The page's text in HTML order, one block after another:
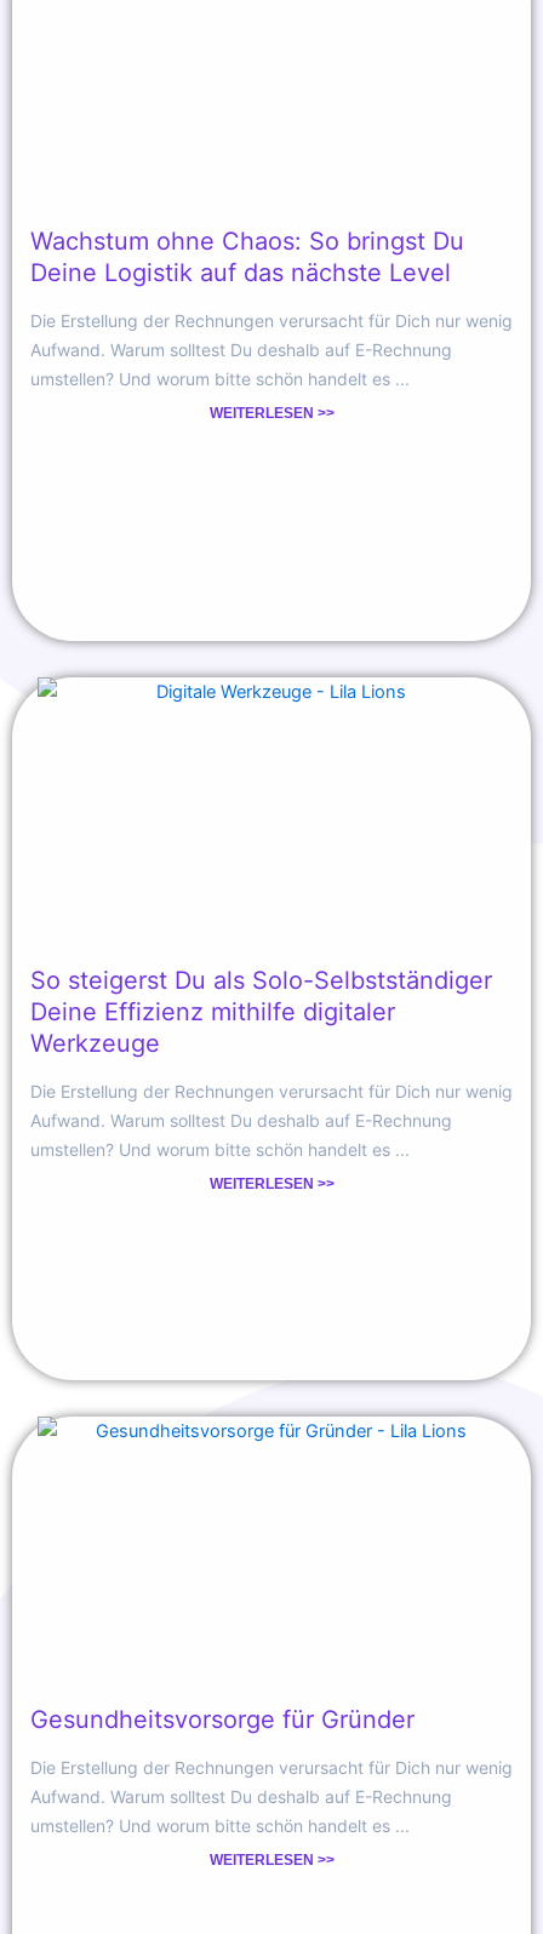
Wachstum ohne Chaos: So bringst Du
Deine Logistik auf das nächste Level
Die Erstellung der Rechnungen verursacht für Dich nur wenig
Aufwand. Warum solltest Du deshalb auf E-Rechnung
umstellen? Und worum bitte schön handelt es ...
WEITERLESEN >>
So steigerst Du als Solo-Selbstständiger
Deine Effizienz mithilfe digitaler
Werkzeuge
Die Erstellung der Rechnungen verursacht für Dich nur wenig
Aufwand. Warum solltest Du deshalb auf E-Rechnung
umstellen? Und worum bitte schön handelt es ...
WEITERLESEN >>
Gesundheitsvorsorge für Gründer
Die Erstellung der Rechnungen verursacht für Dich nur wenig
Aufwand. Warum solltest Du deshalb auf E-Rechnung
umstellen? Und worum bitte schön handelt es ...
WEITERLESEN >>